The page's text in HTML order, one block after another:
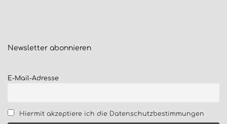
Newsletter abonnieren
E-Mail-Adresse
Hiermit akzeptiere ich die Datenschutzbestimmungen